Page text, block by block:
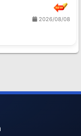
2026/08/08